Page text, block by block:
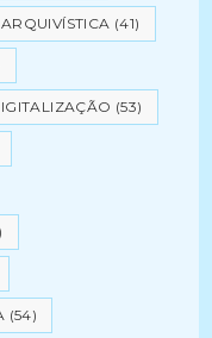
(41)
(53)
(54)